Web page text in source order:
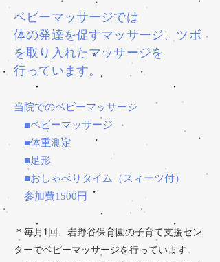
ベビーマッサージでは
体の発達を促すマッサージ、ツボ
を取り入れたマッサージを
​行っています。
当院でのベビーマッサージ
■ベビーマッサージ
■体重測定
■足形
■おしゃべりタイム（スィーツ付）
参加費1500円
＊ 毎月1回、岩野谷保育園の子育て支援セン
ターでベビーマッサージを行っています。